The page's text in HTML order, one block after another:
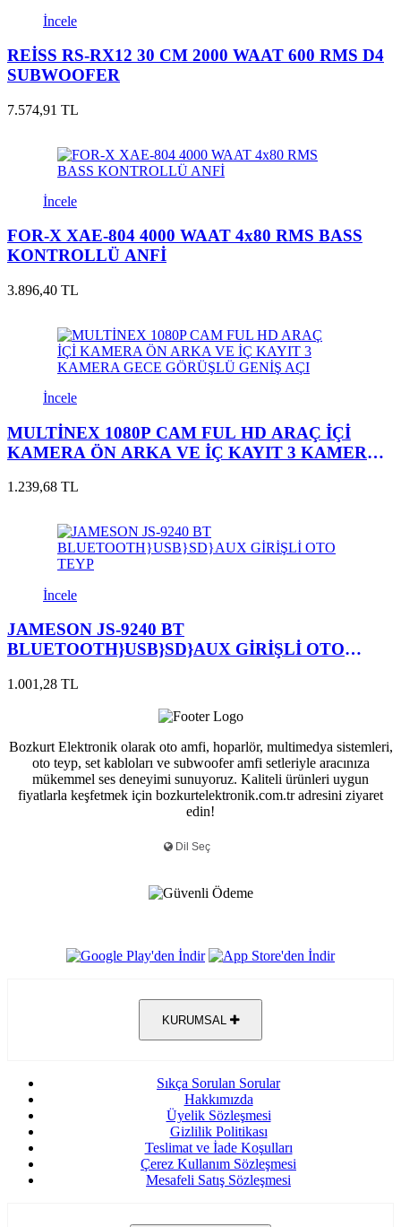
İncele
REİSS RS-RX12 30 CM 2000 WAAT 600 RMS D4
SUBWOOFER
7.574,91 TL
İncele
FOR-X XAE-804 4000 WAAT 4x80 RMS BASS
KONTROLLÜ ANFİ
3.896,40 TL
İncele
MULTİNEX 1080P CAM FUL HD ARAÇ İÇİ
KAMERA ÖN ARKA VE İÇ KAYIT 3 KAMERA
1.239,68 TL
İncele
JAMESON JS-9240 BT
BLUETOOTH}USB}SD}AUX GİRİŞLİ OTO
1.001,28 TL
Bozkurt Elektronik olarak oto amfi, hoparlör, multimedya sistemleri,
oto teyp, set kabloları ve subwoofer amfi setleriyle aracınıza
mükemmel ses deneyimi sunuyoruz. Kaliteli ürünleri uygun
fiyatlarla keşfetmek için bozkurtelektronik.com.tr adresini ziyaret
edin!
KURUMSAL
Sıkça Sorulan Sorular
Hakkımızda
Üyelik Sözleşmesi
Gizlilik Politikası
Teslimat ve İade Koşulları
Çerez Kullanım Sözleşmesi
Mesafeli Satış Sözleşmesi